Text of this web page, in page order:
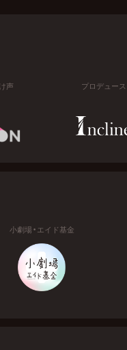
声 プロデュース
小劇場・エイド基金